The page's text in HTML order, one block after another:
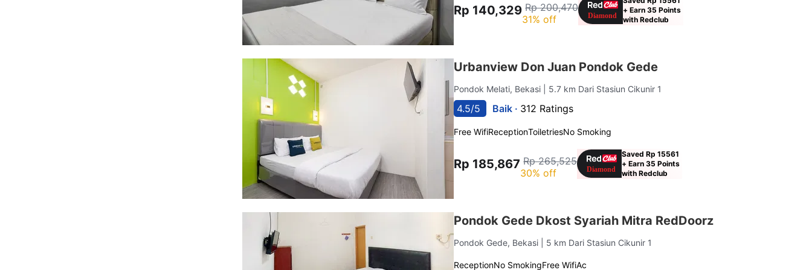
Rp 140,329 Rp 200,470
31% off
+ Earn 35 Points
with Redclub
Urbanview Don Juan Pondok Gede
Pondok Melati, Bekasi | 5.7 km Dari Stasiun Cikunir 1
4.5/5 Baik · 312 Ratings
Free WifiReceptionToiletriesNo Smoking
Rp 185,867 Rp 265,525
30% off
Saved Rp 15561
+ Earn 35 Points
with Redclub
Pondok Gede Dkost Syariah Mitra RedDoorz
Pondok Gede, Bekasi | 5 km Dari Stasiun Cikunir 1
ReceptionNo SmokingFree WifiAc